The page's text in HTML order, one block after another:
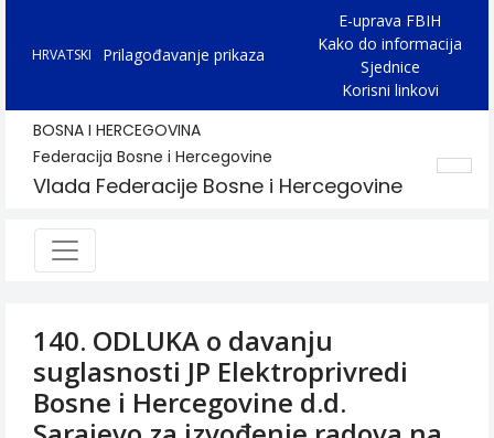
HRVATSKI Prilagođavanje prikaza
E-uprava FBIH
Kako do informacija
Sjednice
Korisni linkovi
BOSNA I HERCEGOVINA
Federacija Bosne i Hercegovine
Vlada Federacije Bosne i Hercegovine
140. ODLUKA o davanju
suglasnosti JP Elektroprivredi
Bosne i Hercegovine d.d.